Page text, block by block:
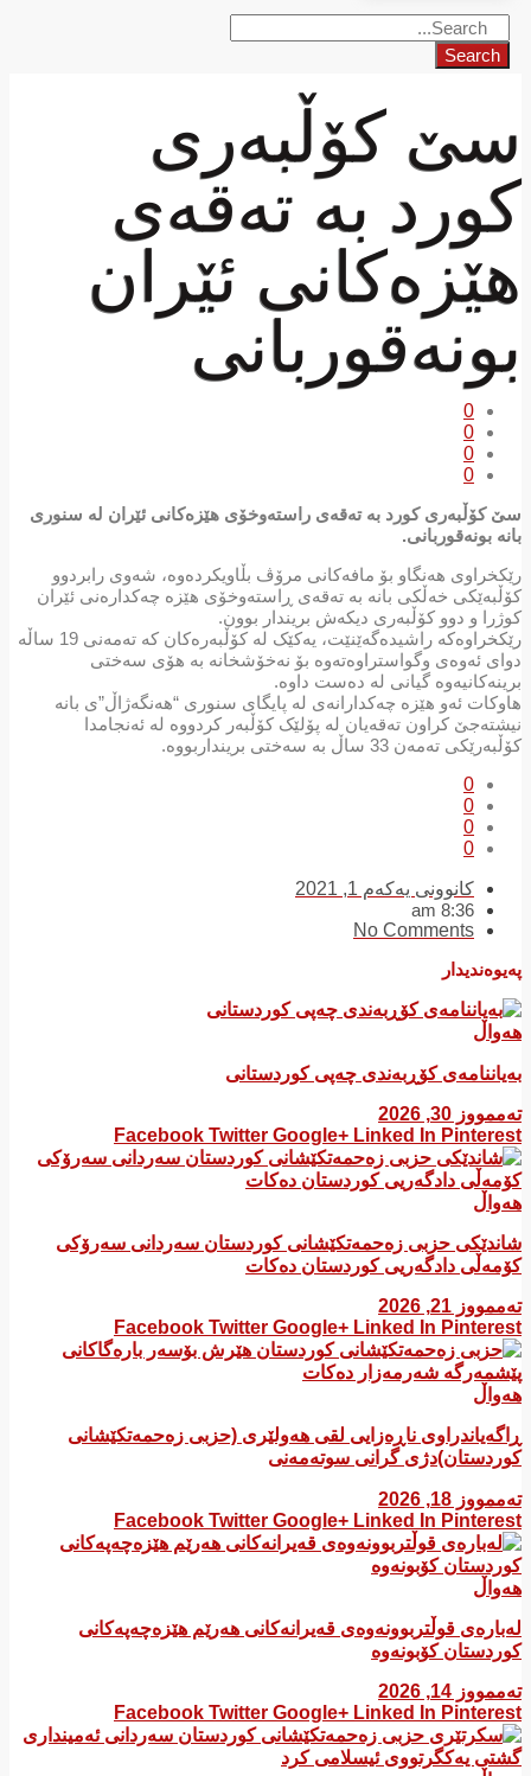
Search
سێ کۆڵبەری
کورد بە تەقەی
هێزەکانی ئێران
بونەقوربانی
0
0
0
0
سێ کۆڵبەری کورد بە تەقەی راستەوخۆی هێزەکانی ئێران لە سنوری
بانە بونەقوربانی.
رێکخراوی هه‌نگاو بۆ مافه‌كانی مرۆڤ بڵاویكرده‌وه‌، شەوی رابردوو
کۆڵبەێکی خەڵکی بانە بە تەقەی ڕاستەوخۆی هێزە چەکدارەنی ئێران
کوژرا و دوو کۆڵبەری دیکەش بریندار بوون.
رێكخراوه‌كه‌ راشیده‌گه‌ێنێت، یەکێک لە کۆڵبەرەکان کە تەمەنی 19 ساڵە
دوای ئەوەی وگواستراوەتەوە بۆ نەخۆشخانە بە هۆی سەختی
برینەکانیەوە گیانی لە دەست داوە.
هاوکات ئەو هێزە چەکدارانەی لە پایگای سنوری “هەنگەژاڵ”ی بانە
نیشتەجێ کراون تەقەیان لە پۆلێک کۆڵبەر کردووە لە ئەنجامدا
کۆڵبەرێکی تەمەن 33 ساڵ بە سەختی برینداربووە.
0
0
0
0
کانوونی یەکەم 1, 2021
8:36 am
No Comments
پەیوەندیدار
هەواڵ
بەیاننامەی کۆڕبەندی چەپی کوردستانی
تەممووز 30, 2026
Facebook Twitter Google+ Linked In Pinterest
هەواڵ
شاندێکی حزبی زەحمەتکێشانی کوردستان سەردانی سەرۆکی
کۆمەڵی دادگەریی کوردستان دەکات
تەممووز 21, 2026
Facebook Twitter Google+ Linked In Pinterest
هەواڵ
ڕاگەیاندراوی ناڕەزایی لقی هەولێری (حزبی زەحمەتکێشانی
کوردستان)دژی گرانی سوتەمەنی
تەممووز 18, 2026
Facebook Twitter Google+ Linked In Pinterest
هەواڵ
لەبارەی قوڵتربوونەوەی قەیرانەكانی هەرێم هێزەچەپەكانی
كوردستان كۆبونەوە
تەممووز 14, 2026
Facebook Twitter Google+ Linked In Pinterest